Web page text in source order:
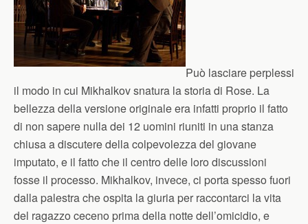
Può lasciare perplessi
il modo in cui Mikhalkov snatura la storia di Rose. La
bellezza della versione originale era infatti proprio il fatto
di non sapere nulla dei 12 uomini riuniti in una stanza
chiusa a discutere della colpevolezza del giovane
imputato, e il fatto che il centro delle loro discussioni
fosse il processo. Mikhalkov, invece, ci porta spesso fuori
dalla palestra che ospita la giuria per raccontarci la vita
del ragazzo ceceno prima della notte dell’omicidio, e